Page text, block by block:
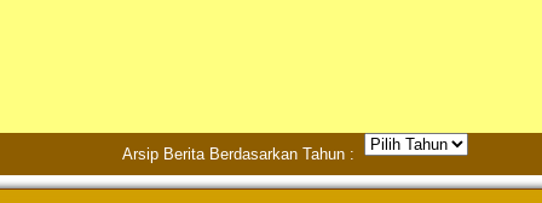
Arsip Berita Berdasarkan Tahun :